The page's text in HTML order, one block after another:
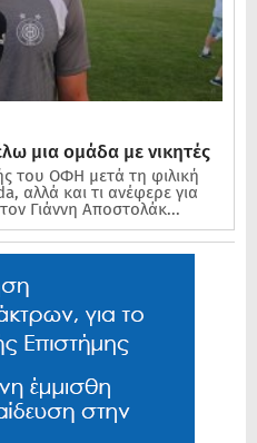
μια ομάδα με νικητές
του ΟΦΗ μετά τη φιλική
αλλά και τι ανέφερε για
Γιάννη Αποστολάκ...